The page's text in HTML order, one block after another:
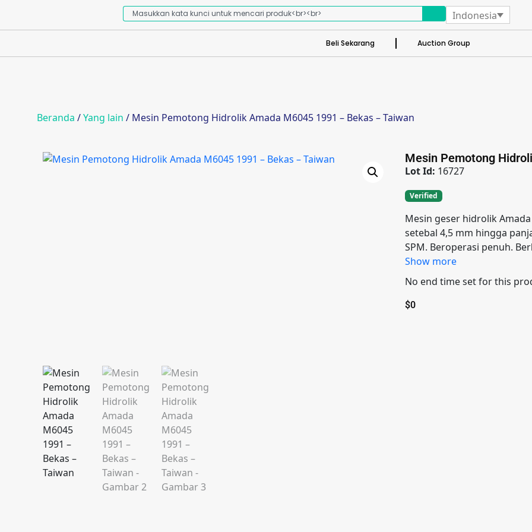
Indonesia
Beli Sekarang Auction Group
Beranda /Yang lain / Mesin Pemotong Hidrolik Amada M6045 1991 – Bekas – Taiwan
Mesin Pemotong
Lot Id: 16727
Verified
Mesin geser hidrolik
setebal 4,5 mm hingga
SPM. Beroperasi penuh.
Show more
No end time set for this
$0